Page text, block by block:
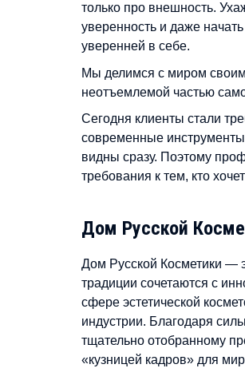
только про внешность.
уверенность и даже
уверенней в себе.
Мы делимся с миром
неотъемлемой частью
Сегодня клиенты стали
современные
видны сразу. Поэтому
требования к тем, кто
Дом Русской
Дом Русской Косметики —
традиции сочетаются с
сфере эстетической
индустрии. Благодаря
тщательно отобранному
«кузницей кадров» для